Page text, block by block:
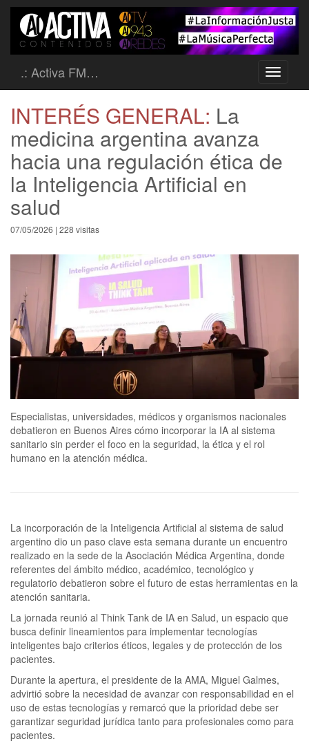
Toggle
.: Activa FM…
INTERÉS GENERAL: La
medicina argentina avanza
hacia una regulación ética de
la Inteligencia Artificial en
salud
07/05/2026 | 228 visitas
Especialistas, universidades, médicos y organismos nacionales
debatieron en Buenos Aires cómo incorporar la IA al sistema
sanitario sin perder el foco en la seguridad, la ética y el rol
humano en la atención médica.
La incorporación de la Inteligencia Artificial al sistema de salud
argentino dio un paso clave esta semana durante un encuentro
realizado en la sede de la Asociación Médica Argentina, donde
referentes del ámbito médico, académico, tecnológico y
regulatorio debatieron sobre el futuro de estas herramientas en la
atención sanitaria.
La jornada reunió al Think Tank de IA en Salud, un espacio que
busca definir lineamientos para implementar tecnologías
inteligentes bajo criterios éticos, legales y de protección de los
pacientes.
Durante la apertura, el presidente de la AMA, Miguel Galmes,
advirtió sobre la necesidad de avanzar con responsabilidad en el
uso de estas tecnologías y remarcó que la prioridad debe ser
garantizar seguridad jurídica tanto para profesionales como para
pacientes.